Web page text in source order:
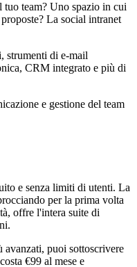
team? Uno spazio in cui
La social intranet
strumenti di e-mail
CRM integrato e più di
e gestione del team
e senza limiti di utenti. La
per la prima volta
offre l'intera suite di
avanzati, puoi sottoscrivere
€99 al mese e